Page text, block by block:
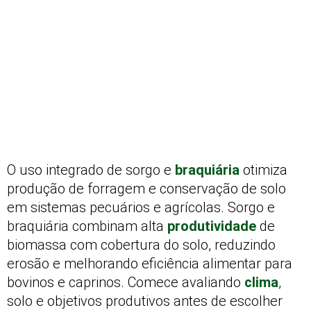
O uso integrado de sorgo e braquiária otimiza
produção de forragem e conservação de solo
em sistemas pecuários e agrícolas. Sorgo e
braquiária combinam alta produtividade de
biomassa com cobertura do solo, reduzindo
erosão e melhorando eficiência alimentar para
bovinos e caprinos. Comece avaliando clima,
solo e objetivos produtivos antes de escolher